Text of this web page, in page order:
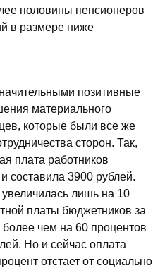
половины пенсионеров
в размере ниже
позитивные
материального
которые были все же
сторон. Так,
плата работников
составила 3900 рублей.
лишь на 10
платы бюджетников за
чем на 60 процентов
Но и сейчас оплата
отстает от социально